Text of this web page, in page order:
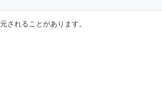
されることがあります。